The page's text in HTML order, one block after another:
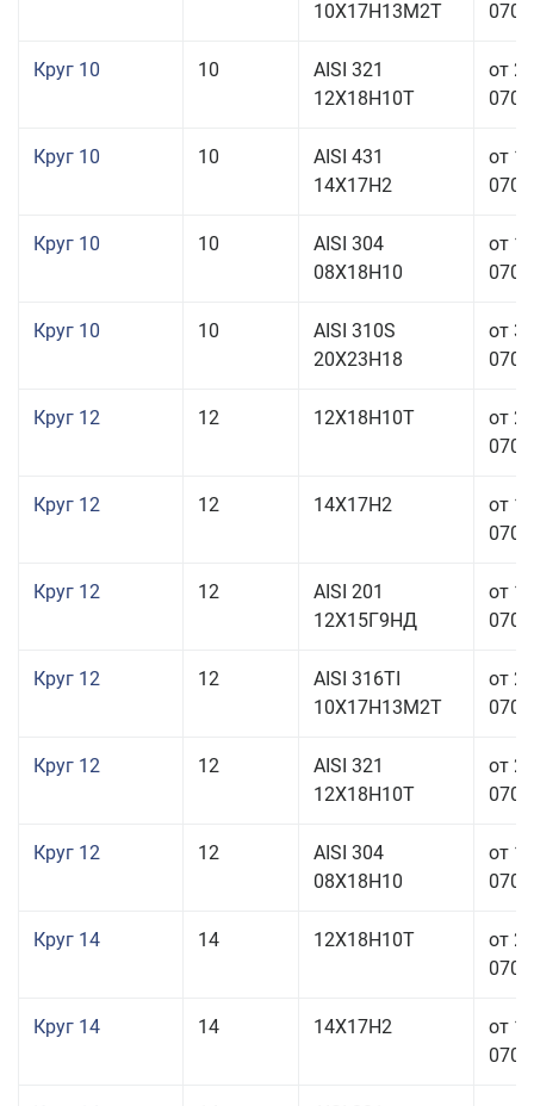
10Х17Н13М2Т
Круг 10 10
AISI 321
12Х18Н10Т
от
Круг 10 10
AISI 431
14Х17Н2
от
Круг 10 10
AISI 304
08Х18Н10
от
Круг 10 10
AISI 310S
20Х23Н18
от
Круг 12 12 12Х18Н10Т
от
Круг 12 12 14Х17Н2
от
Круг 12 12
AISI 201
12Х15Г9НД
от
Круг 12 12
AISI 316TI
10Х17Н13М2Т
от
Круг 12 12
AISI 321
12Х18Н10Т
от
Круг 12 12
AISI 304
08Х18Н10
от
Круг 14 14 12Х18Н10Т
от
Круг 14 14 14Х17Н2
от